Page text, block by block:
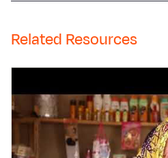
Related Resources